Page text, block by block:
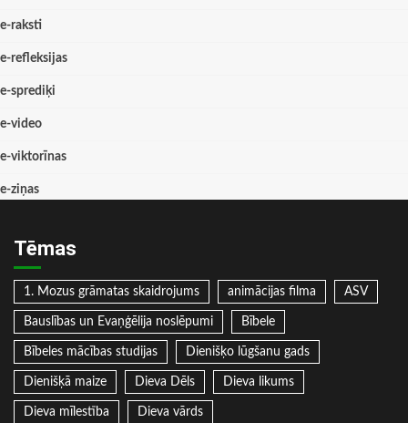
e-raksti
e-refleksijas
e-sprediķi
e-video
e-viktorīnas
e-ziņas
Tēmas
1. Mozus grāmatas skaidrojums animācijas filma ASV
Bauslības un Evaņģēlija noslēpumi Bībele
Bībeles mācības studijas Dienišķo lūgšanu gads
Dienišķā maize Dieva Dēls Dieva likums
Dieva mīlestība Dieva vārds